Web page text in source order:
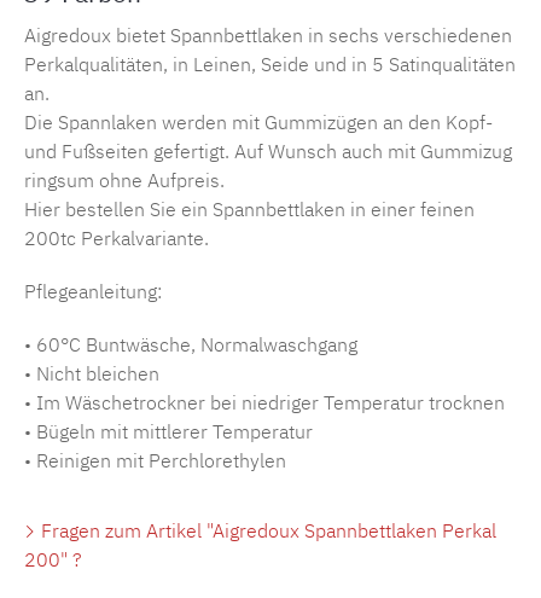
Aigredoux bietet Spannbettlaken in sechs verschiedenen
Perkalqualitäten, in Leinen, Seide und in 5 Satinqualitäten
an.
Die Spannlaken werden mit Gummizügen an den Kopf-
und Fußseiten gefertigt. Auf Wunsch auch mit Gummizug
ringsum ohne Aufpreis.
Hier bestellen Sie ein Spannbettlaken in einer feinen
200tc Perkalvariante.
Pflegeanleitung:
• 60°C Buntwäsche, Normalwaschgang
• Nicht bleichen
• Im Wäschetrockner bei niedriger Temperatur trocknen
• Bügeln mit mittlerer Temperatur
• Reinigen mit Perchlorethylen
Fragen zum Artikel "Aigredoux Spannbettlaken Perkal
200" ?